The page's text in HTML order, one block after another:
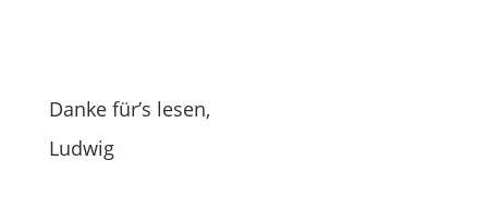
Danke für’s lesen,
Ludwig